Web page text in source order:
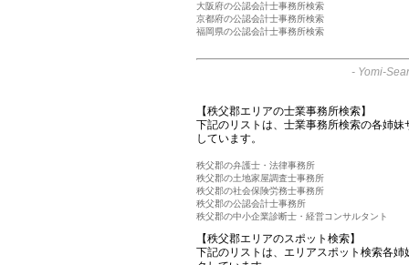
大阪府の公認会計士事務所検索
京都府の公認会計士事務所検索
福岡県の公認会計士事務所検索
- Yomi-
【秩父郡エリアの士業事務所検索】
下記のリストは、士業事務所検索の各姉
しています。
秩父郡の弁護士・法律事務所
秩父郡の土地家屋調査士事務所
秩父郡の社会保険労務士事務所
秩父郡の公認会計士事務所
秩父郡の中小企業診断士・経営コンサルタント
【秩父郡エリアのスポット検索】
下記のリストは、エリアスポット検索各